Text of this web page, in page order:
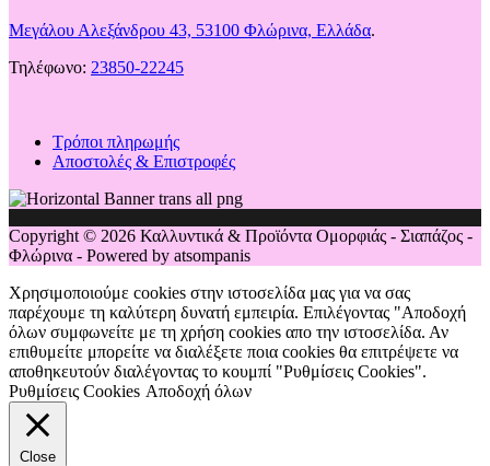
Μεγάλου Αλεξάνδρου 43, 53100 Φλώρινα, Ελλάδα.
Τηλέφωνο: 23850-22245
Τρόποι πληρωμής
Αποστολές & Επιστροφές
Copyright © 2026 Καλλυντικά & Προϊόντα Ομορφιάς - Σιαπάζος -
Φλώρινα - Powered by atsompanis
Χρησιμοποιούμε cookies στην ιστοσελίδα μας για να σας
παρέχουμε τη καλύτερη δυνατή εμπειρία. Επιλέγοντας "Αποδοχή
όλων συμφωνείτε με τη χρήση cookies απο την ιστοσελίδα. Αν
επιθυμείτε μπορείτε να διαλέξετε ποια cookies θα επιτρέψετε να
αποθηκευτούν διαλέγοντας το κουμπί "Ρυθμίσεις Cookies".
Ρυθμίσεις Cookies Αποδοχή όλων
Close